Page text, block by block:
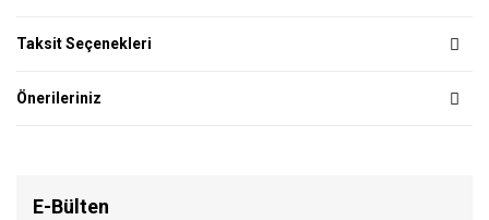
Taksit Seçenekleri
Önerileriniz
E-Bülten